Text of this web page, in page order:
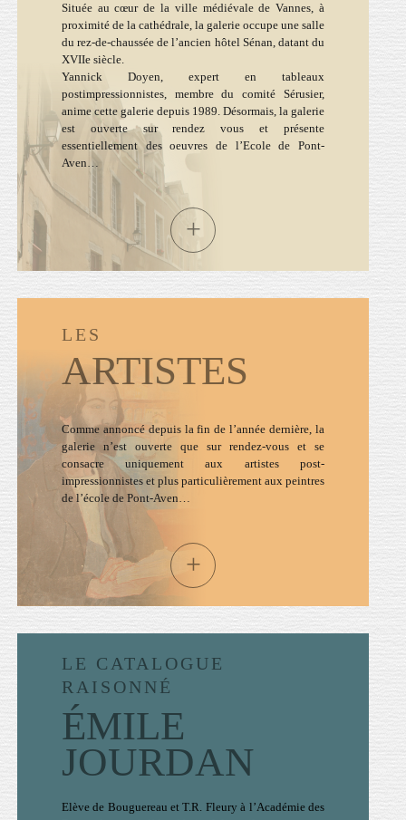
Située au cœur de la ville médiévale de Vannes, à
proximité de la cathédrale, la galerie occupe une salle
du rez-de-chaussée de l’ancien hôtel Sénan, datant du
XVIIe siècle.
Yannick Doyen, expert en tableaux
postimpressionnistes, membre du comité Sérusier,
anime cette galerie depuis 1989. Désormais, la galerie
est ouverte sur rendez vous et présente
essentiellement des oeuvres de l’Ecole de Pont-
Aven…
+
LES
ARTISTES
Comme annoncé depuis la fin de l’année dernière, la
galerie n’est ouverte que sur rendez-vous et se
consacre uniquement aux artistes post-
impressionnistes et plus particulièrement aux peintres
de l’école de Pont-Aven…
+
LE CATALOGUE
RAISONNÉ
ÉMILE
JOURDAN
Elève de Bouguereau et T.R. Fleury à l’Académie des